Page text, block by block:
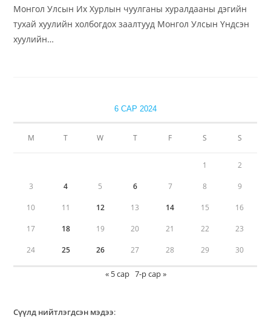
Монгол Улсын Их Хурлын чуулганы хуралдааны дэгийн
тухай хуулийн холбогдох заалтууд Монгол Улсын Үндсэн
хуулийн…
6 САР 2024
М Т W Т F S S
1 2
3 4 5 6 7 8 9
10 11 12 13 14 15 16
17 18 19 20 21 22 23
24 25 26 27 28 29 30
« 5 сар 7-р сар »
Сүүлд нийтлэгдсэн мэдээ: